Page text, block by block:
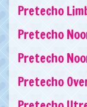
Pretecho
Pretecho
Pretecho
Pretecho